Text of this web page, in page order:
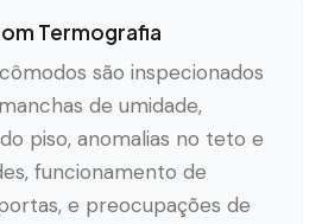
Termografia
são inspecionados
de umidade,
piso, anomalias no teto e
funcionamento de
e preocupações de